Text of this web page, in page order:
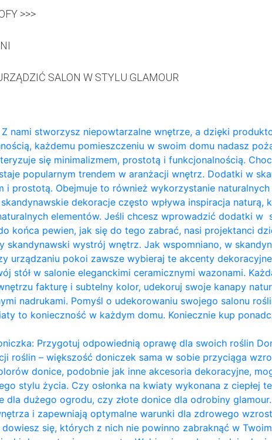
>>>
SALON W STYLU GLAMOUR
nami stworzysz niepowtarzalne wnętrze, a dzięki
każdemu pomieszczeniu w swoim domu nadasz
się minimalizmem, prostotą i funkcjonalnością.
popularnym trendem w aranżacji wnętrz. Dodatki w
i prostotą. Obejmuje to również wykorzystanie naturalnych
dekoracje często wpływa inspiracja naturą,
elementów. Jeśli chcesz wprowadzić dodatki w
końca pewien, jak się do tego zabrać, nasi projektanci
skandynawski wystrój wnętrz. Jak wspomniano, w
urządzaniu pokoi zawsze wybieraj te akcenty
stół w salonie eleganckimi ceramicznymi wazonami.
fakturę i subtelny kolor, udekoruj swoje kanapy
nadrukami. Pomyśl o udekorowaniu swojego salonu
to konieczność w każdym domu. Koniecznie kup
Przygotuj odpowiednią oprawę dla swoich roślin
roślin – większość doniczek sama w sobie przyciąga
donice, podobnie jak inne akcesoria dekoracyjne,
stylu życia. Czy osłonka na kwiaty wykonana z ciepłej
dla dużego ogrodu, czy złote donice dla odrobiny
i zapewniają optymalne warunki dla zdrowego
się, których z nich nie powinno zabraknąć w